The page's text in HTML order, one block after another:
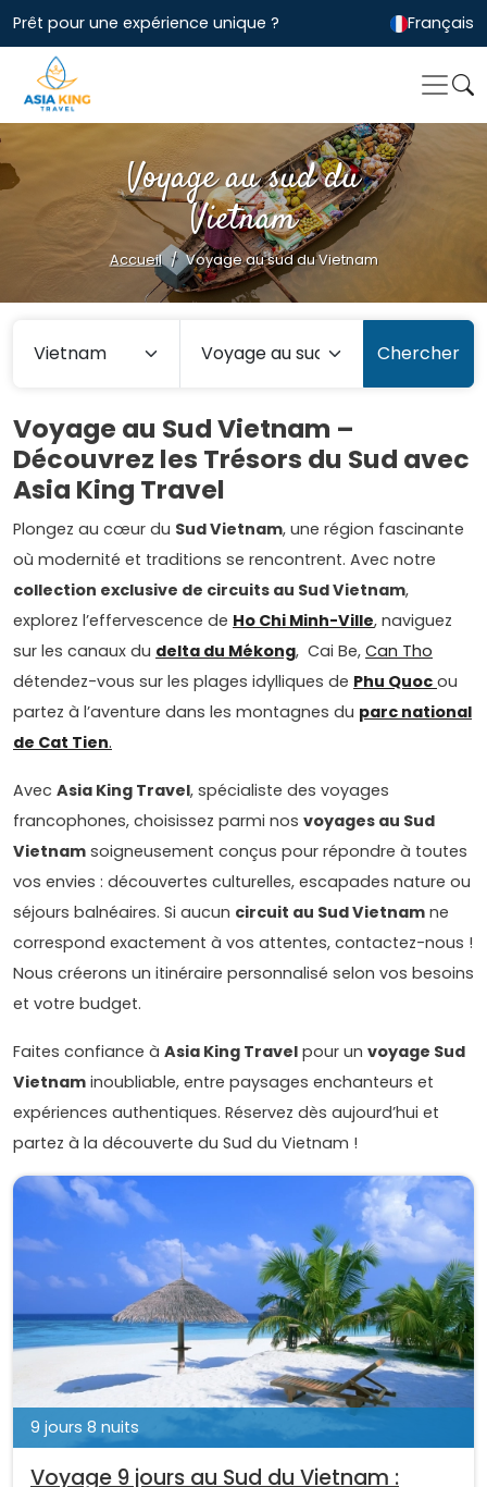
Prêt pour une expérience unique ? Français
Voyage au sud du
Vietnam
Accueil Voyage au sud du Vietnam
Chercher
Voyage au Sud Vietnam –
Découvrez les Trésors du Sud avec
Asia King Travel
Plongez au cœur du Sud Vietnam, une région fascinante
où modernité et traditions se rencontrent. Avec notre
collection exclusive de circuits au Sud Vietnam,
explorez l’effervescence de Ho Chi Minh-Ville, naviguez
sur les canaux du delta du Mékong, Cai Be, Can Tho
détendez-vous sur les plages idylliques de Phu Quoc ou
partez à l’aventure dans les montagnes du parc national
de Cat Tien.
Avec Asia King Travel, spécialiste des voyages
francophones, choisissez parmi nos voyages au Sud
Vietnam soigneusement conçus pour répondre à toutes
vos envies : découvertes culturelles, escapades nature ou
séjours balnéaires. Si aucun circuit au Sud Vietnam ne
correspond exactement à vos attentes, contactez-nous !
Nous créerons un itinéraire personnalisé selon vos besoins
et votre budget.
Faites confiance à Asia King Travel pour un voyage Sud
Vietnam inoubliable, entre paysages enchanteurs et
expériences authentiques. Réservez dès aujourd’hui et
partez à la découverte du Sud du Vietnam !
9 jours 8 nuits
Voyage 9 jours au Sud du Vietnam :